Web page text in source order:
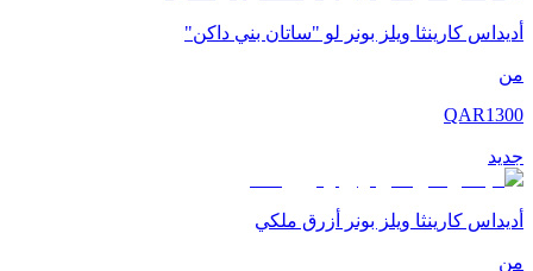
أديداس كارينثا ويلز بونر لو "ساتان بني داكن"
من
QAR1300
جديد
أديداس كارينثا ويلز بونر أزرق ملكي
من